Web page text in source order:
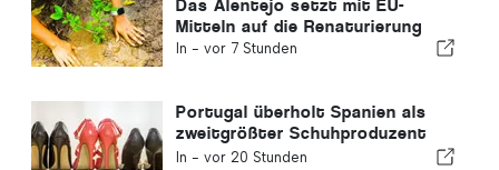
Das Alentejo setzt mit EU-
Mitteln auf die Renaturierung
In - vor 7 Stunden
Portugal überholt Spanien als
zweitgrößter Schuhproduzent
Europas
In - vor 20 Stunden